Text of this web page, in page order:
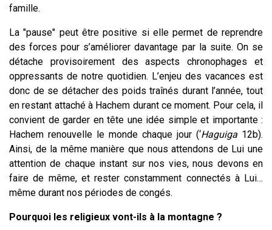
famille.
La "pause" peut être positive si elle permet de reprendre
des forces pour s’améliorer davantage par la suite. On se
détache provisoirement des aspects chronophages et
oppressants de notre quotidien. L’enjeu des vacances est
donc de se détacher des poids traînés durant l’année, tout
en restant attaché à Hachem durant ce moment. Pour cela, il
convient de garder en tête une idée simple et importante :
Hachem renouvelle le monde chaque jour (‘Haguiga 12b).
Ainsi, de la même manière que nous attendons de Lui une
attention de chaque instant sur nos vies, nous devons en
faire de même, et rester constamment connectés à Lui…
même durant nos périodes de congés.
Pourquoi les religieux vont-ils à la montagne ?